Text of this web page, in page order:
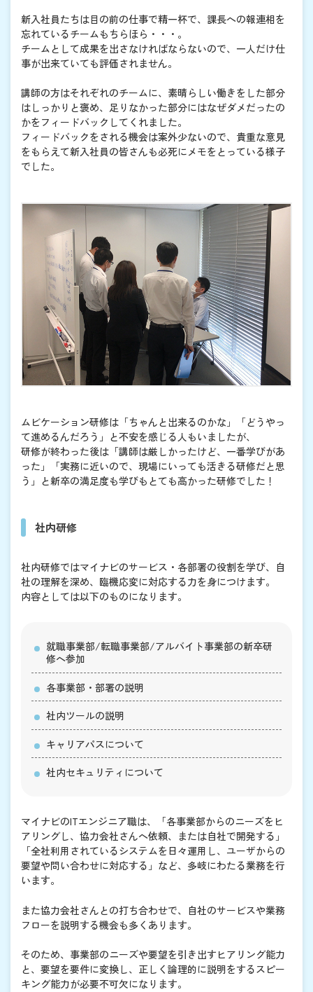
新入社員たちは目の前の仕事で精一杯で、課長への報連相を
忘れているチームもちらほら・・・。
チームとして成果を出さなければならないので、一人だけ仕
事が出来ていても評価されません。
講師の方はそれぞれのチームに、素晴らしい働きをした部分
はしっかりと褒め、足りなかった部分にはなぜダメだったの
かをフィードバックしてくれました。
フィードバックをされる機会は案外少ないので、貴重な意見
をもらえて新入社員の皆さんも必死にメモをとっている様子
でした。
ムビケーション研修は「ちゃんと出来るのかな」「どうやっ
て進めるんだろう」と不安を感じる人もいましたが、
研修が終わった後は「講師は厳しかったけど、一番学びがあ
った」「実務に近いので、現場にいっても活きる研修だと思
う」と新卒の満足度も学びもとても高かった研修でした！
社内研修
社内研修ではマイナビのサービス・各部署の役割を学び、自
社の理解を深め、臨機応変に対応する力を身につけます。
内容としては以下のものになります。
就職事業部/転職事業部/アルバイト事業部の新卒研
修へ参加
各事業部・部署の説明
社内ツールの説明
キャリアパスについて
社内セキュリティについて
マイナビのITエンジニア職は、「各事業部からのニーズをヒ
アリングし、協力会社さんへ依頼、または自社で開発する」
「全社利用されているシステムを日々運用し、ユーザからの
要望や問い合わせに対応する」など、多岐にわたる業務を行
います。
また協力会社さんとの打ち合わせで、自社のサービスや業務
フローを説明する機会も多くあります。
そのため、事業部のニーズや要望を引き出すヒアリング能力
と、要望を要件に変換し、正しく論理的に説明をするスピー
キング能力が必要不可欠になります。